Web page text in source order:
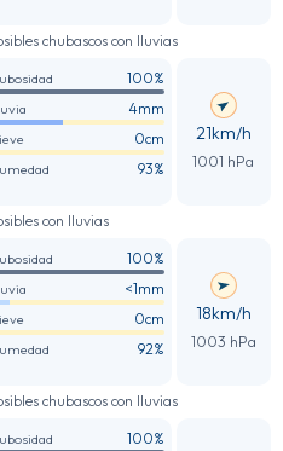
chubascos con lluvias
100%
4mm
0cm
93%
21km/h
1001 hPa
con lluvias
100%
<1mm
0cm
92%
18km/h
1003 hPa
chubascos con lluvias
100%